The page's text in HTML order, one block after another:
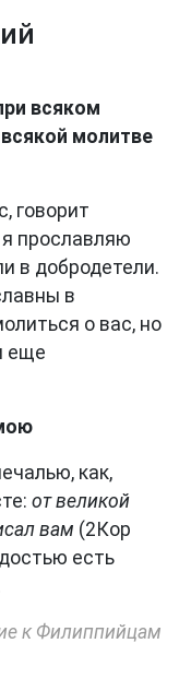
всяком
молитве
говорит
прославляю
в добродетели.
в
о вас, но
еще
как,
от великой
вам (2Кор
есть
к Филиппийцам